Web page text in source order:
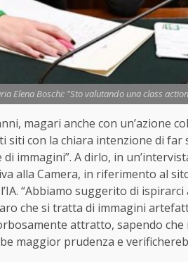
Elena Boschi: "Sto valutando una class
magari anche con un’azione
siti con la chiara intenzione di
immagini”. A dirlo, in
alla Camera, in riferimento al
“Abbiamo suggerito di
che si tratta di immagini
attratto, sapendo
maggior prudenza e